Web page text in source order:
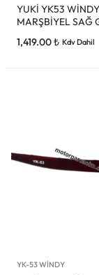
YUKİ YK53
MARŞBİYEL SAĞ
1,419.00₺ Kdv Dahil
YK-53 WİNDY